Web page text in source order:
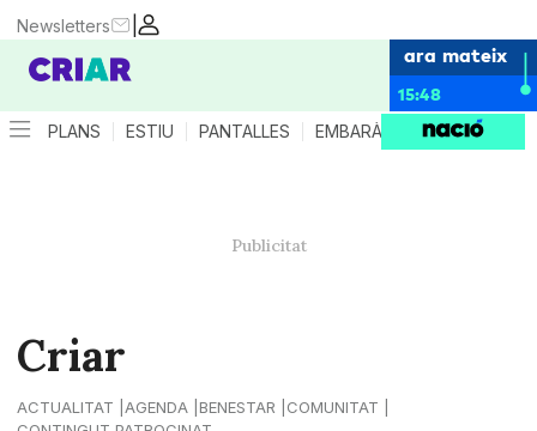
|
Newsletters
ara mateix
15:48
PLANS ESTIU PANTALLES EMBARÀS CRIANÇA
Criar
ACTUALITAT AGENDA BENESTAR
COMUNITAT